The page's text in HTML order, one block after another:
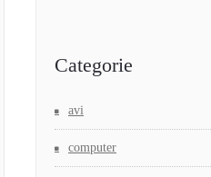
Categorie
avi
computer